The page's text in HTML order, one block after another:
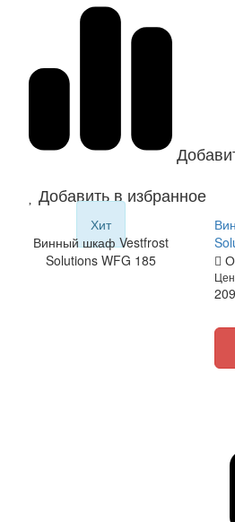
Добавить в избранное
Хит
Винный шкаф Vestfrost
Solutions WFG 185